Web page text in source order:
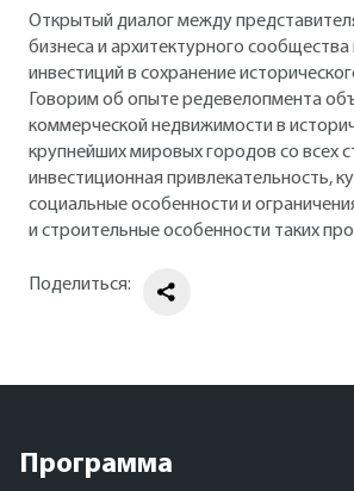
Открытый диалог между
бизнеса и архитектурного сообщества
инвестиций в сохранение
Говорим об опыте редевелопмента
коммерческой недвижимости в
крупнейших мировых городов со всех
инвестиционная привлекательность,
социальные особенности и
и строительные особенности таких
Поделиться:
Программа